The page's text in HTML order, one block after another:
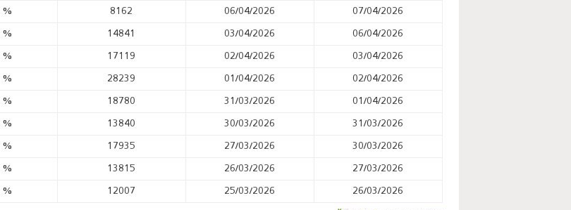
% 8162 06/04/2026 07/04/2026
% 14841 03/04/2026 06/04/2026
% 17119 02/04/2026 03/04/2026
% 28239 01/04/2026 02/04/2026
% 18780 31/03/2026 01/04/2026
% 13840 30/03/2026 31/03/2026
% 17935 27/03/2026 30/03/2026
% 13815 26/03/2026 27/03/2026
% 12007 25/03/2026 26/03/2026